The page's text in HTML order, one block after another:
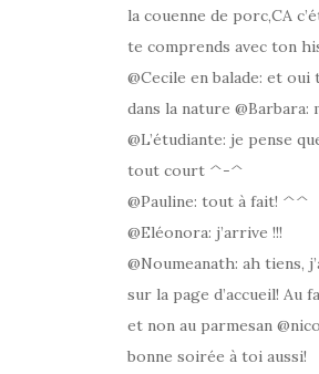
la couenne de porc,CA
te comprends avec ton
@Cecile en balade: et
dans la nature @Barbara:
@L’étudiante: je pense
tout court ^-^
@Pauline: tout à fait! ^^
@Eléonora: j’arrive !!!
@Noumeanath: ah tiens,
sur la page d’accueil! Au
et non au parmesan
bonne soirée à toi aussi!